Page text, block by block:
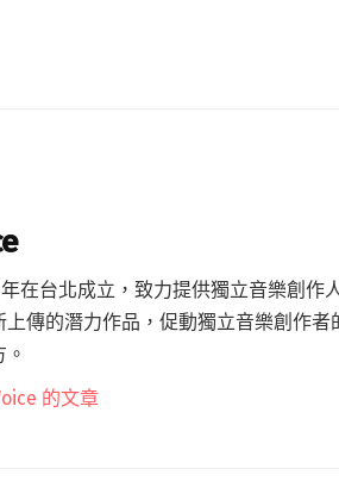
在台北成立，致力提供獨立音樂創作
上傳的潛力作品，促動獨立音樂創作者
的文章